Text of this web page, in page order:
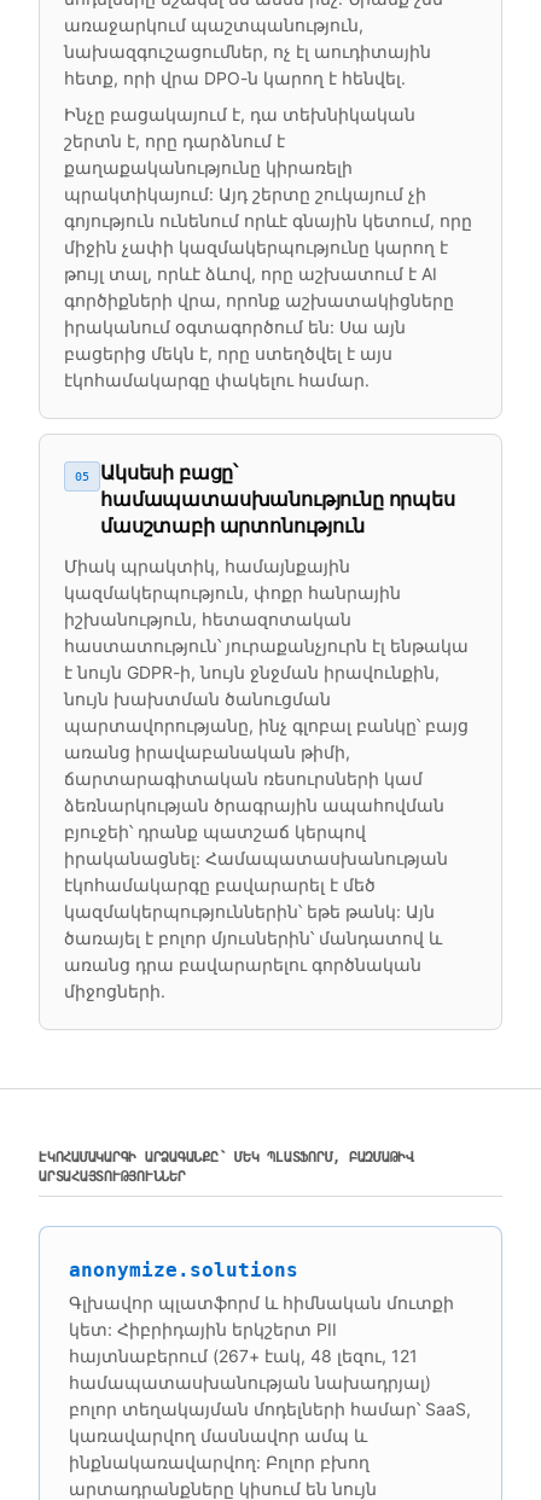
առաջարկում պաշտպանություն,
նախազգուշացումներ, ոչ էլ աուդիտային
հետք, որի վրա DPO-ն կարող է հենվել.
Ինչը բացակայում է, դա տեխնիկական
շերտն է, որը դարձնում է
քաղաքականությունը կիրառելի
պրակտիկայում: Այդ շերտը շուկայում չի
գոյություն ունենում որևէ գնային կետում, որը
միջին չափի կազմակերպությունը կարող է
թույլ տալ, որևէ ձևով, որը աշխատում է AI
գործիքների վրա, որոնք աշխատակիցները
իրականում օգտագործում են: Սա այն
բացերից մեկն է, որը ստեղծվել է այս
էկոհամակարգը փակելու համար.
05
Ակսեսի բացը՝
համապատասխանությունը որպես
մասշտաբի արտոնություն
Միակ պրակտիկ, համայնքային
կազմակերպություն, փոքր հանրային
իշխանություն, հետազոտական
հաստատություն՝ յուրաքանչյուրն էլ ենթակա
է նույն GDPR-ի, նույն ջնջման իրավունքին,
նույն խախտման ծանուցման
պարտավորությանը, ինչ գլոբալ բանկը՝ բայց
առանց իրավաբանական թիմի,
ճարտարագիտական ռեսուրսների կամ
ձեռնարկության ծրագրային ապահովման
բյուջեի՝ դրանք պատշաճ կերպով
իրականացնել: Համապատասխանության
էկոհամակարգը բավարարել է մեծ
կազմակերպություններին՝ եթե թանկ: Այն
ծառայել է բոլոր մյուսներին՝ մանդատով և
առանց դրա բավարարելու գործնական
միջոցների.
ԷԿՈՀԱՄԱԿԱՐԳԻ ԱՐՁԱԳԱՆՔԸ՝ ՄԵԿ ՊԼԱՏՖՈՐՄ, ԲԱԶՄԱԹԻՎ
ԱՐՏԱՀԱՅՏՈՒԹՅՈՒՆՆԵՐ
anonymize.solutions
Գլխավոր պլատֆորմ և հիմնական մուտքի
կետ: Հիբրիդային երկշերտ PII
հայտնաբերում (267+ էակ, 48 լեզու, 121
համապատասխանության նախադրյալ)
բոլոր տեղակայման մոդելների համար՝ SaaS,
կառավարվող մասնավոր ամպ և
ինքնակառավարվող: Բոլոր բխող
արտադրանքները կիսում են նույն